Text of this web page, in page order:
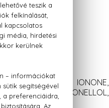
ISOMETHYL IONONE,
LINALOOL, CITRONELLOL,
(RED 4) .